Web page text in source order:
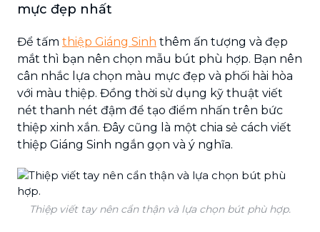
mực đẹp nhất
Để tấm thiệp Giáng Sinh thêm ấn tượng và đẹp
mắt thì bạn nên chọn mẫu bút phù hợp. Bạn nên
cân nhắc lựa chọn màu mực đẹp và phối hài hòa
với màu thiệp. Đồng thời sử dụng kỹ thuật viết
nét thanh nét đậm để tạo điểm nhấn trên bức
thiệp xinh xắn. Đây cũng là một chia sẻ cách viết
thiệp Giáng Sinh ngắn gọn và ý nghĩa.
Thiệp viết tay nên cẩn thận và lựa chọn bút phù hợp.